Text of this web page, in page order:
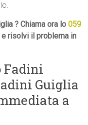
? Chiama ora lo059
e risolvi il problema in
Fadini
Guiglia
a